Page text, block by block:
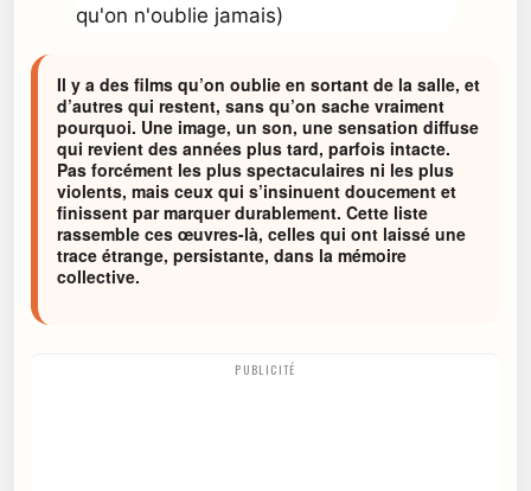
Il y a des films qu’on oublie en sortant de la salle, et
d’autres qui restent, sans qu’on sache vraiment
pourquoi. Une image, un son, une sensation diffuse
qui revient des années plus tard, parfois intacte.
Pas forcément les plus spectaculaires ni les plus
violents, mais ceux qui s’insinuent doucement et
finissent par marquer durablement. Cette liste
rassemble ces œuvres-là, celles qui ont laissé une
trace étrange, persistante, dans la mémoire
collective.
PUBLICITÉ